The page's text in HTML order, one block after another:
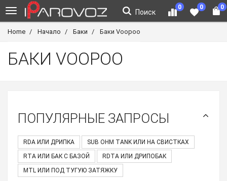
Поиск
0 0 0
Home Начало Баки Баки Voopoo
БАКИ VOOPOO
ПОПУЛЯРНЫЕ ЗАПРОСЫ
RDA ИЛИ ДРИПКА
SUB OHM TANK ИЛИ НА СВИСТКАХ
RTA ИЛИ БАК С БАЗОЙ
RDTA ИЛИ ДРИПОБАК
MTL ИЛИ ПОД ТУГУЮ ЗАТЯЖКУ